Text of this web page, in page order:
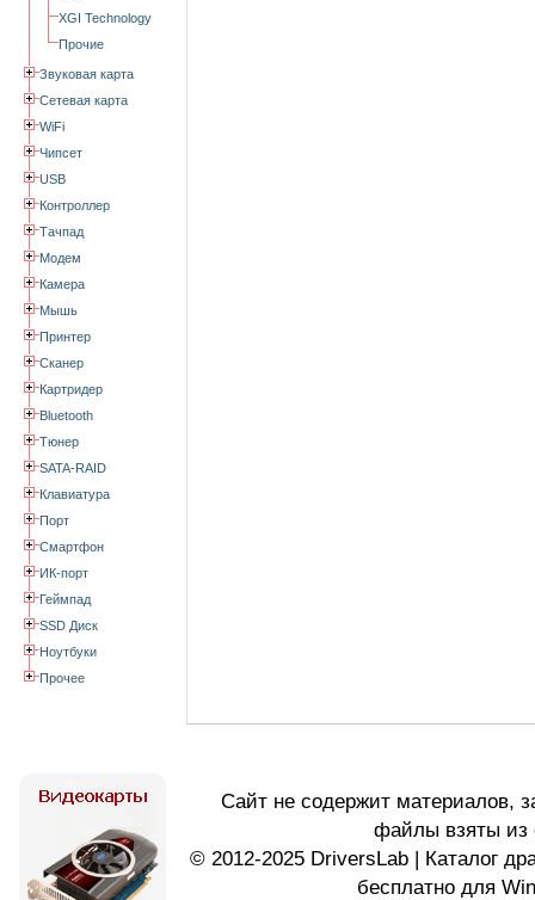
XGI Technology
Прочие
Звуковая карта
Сетевая карта
WiFi
Чипсет
USB
Контроллер
Тачпад
Модем
Камера
Мышь
Принтер
Сканер
Картридер
Bluetooth
Тюнер
SATA-RAID
Клавиатура
Порт
Смартфон
ИК-порт
Геймпад
SSD Диск
Ноутбуки
Прочее
Сайт не содержит материалов,
файлы взяты из
© 2012-2025 DriversLab | Каталог
бесплатно для